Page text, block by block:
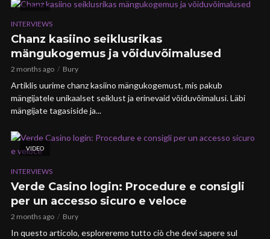
INTERVIEWS
Chanz kasiino seiklusrikas
mängukogemus ja võiduvõimalused
2 months ago Bury
Artiklis uurime chanz kasiino mängukogemust, mis pakub
mängijatele unikaalset seiklust ja erinevaid võiduvõimalusi. Läbi
mängijate tagasiside ja...
VIDEO
INTERVIEWS
Verde Casino login: Procedure e consigli
per un accesso sicuro e veloce
2 months ago Bury
In questo articolo, esploreremo tutto ciò che devi sapere sul